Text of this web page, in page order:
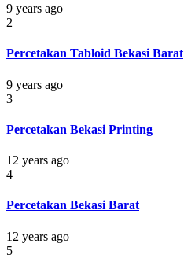
9 years ago
2
Percetakan Tabloid Bekasi Barat
9 years ago
3
Percetakan Bekasi Printing
12 years ago
4
Percetakan Bekasi Barat
12 years ago
5